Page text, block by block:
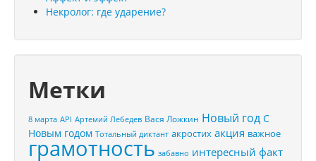
Некролог: где ударение?
Метки
8 марта API Артемий Лебедев Вася Ложкин Новый год С
Новым годом Тотальный диктант акростих акция важное
грамотность забавно интересный факт